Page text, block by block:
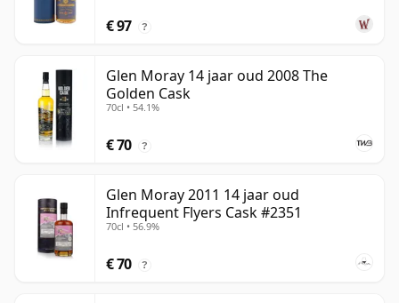
€ 97 ?
Glen Moray 14 jaar oud 2008 The
Golden Cask
70cl • 54.1%
€ 70 ?
Glen Moray 2011 14 jaar oud
Infrequent Flyers Cask #2351
70cl • 56.9%
€ 70 ?